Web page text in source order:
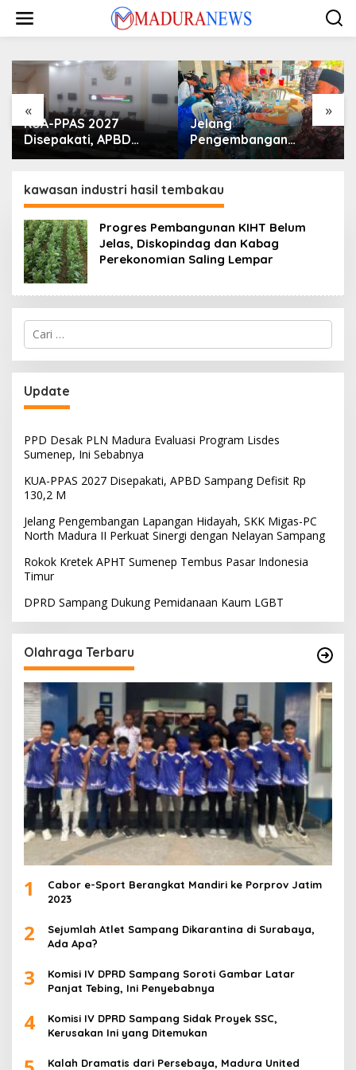
konten
« »
KUA-PPAS 2027
Disepakati, APBD
Sampang Defisit Rp
Jelang
Pengembangan
Lapangan Hidayah,
Madura II Perkuat
Sinergi dengan
Nelayan Sampang
kawasan industri hasil tembakau
Progres Pembangunan KIHT Belum
Jelas, Diskopindag dan Kabag
Perekonomian Saling Lempar
Cari
untuk:
Update
PPD Desak PLN Madura Evaluasi Program Lisdes
Sumenep, Ini Sebabnya
KUA-PPAS 2027 Disepakati, APBD Sampang Defisit Rp
130,2 M
Jelang Pengembangan Lapangan Hidayah, SKK Migas-PC
North Madura II Perkuat Sinergi dengan Nelayan Sampang
Rokok Kretek APHT Sumenep Tembus Pasar Indonesia
Timur
DPRD Sampang Dukung Pemidanaan Kaum LGBT
Olahraga Terbaru
1
Cabor e-Sport Berangkat Mandiri ke Porprov Jatim
2023
2
Sejumlah Atlet Sampang Dikarantina di Surabaya,
Ada Apa?
3
Komisi IV DPRD Sampang Soroti Gambar Latar
Panjat Tebing, Ini Penyebabnya
4
Komisi IV DPRD Sampang Sidak Proyek SSC,
Kerusakan Ini yang Ditemukan
Kalah Dramatis dari Persebaya, Madura United